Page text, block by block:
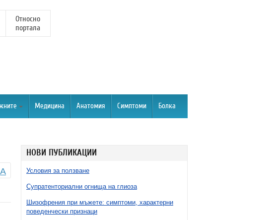
Относно
портала
Медицина Анатомия Симптоми Болка
НОВИ ПУБЛИКАЦИИ
Условия за ползване
Супратенториални огнища на глиоза
Шизофрения при мъжете: симптоми, характерни
поведенчески признаци
A